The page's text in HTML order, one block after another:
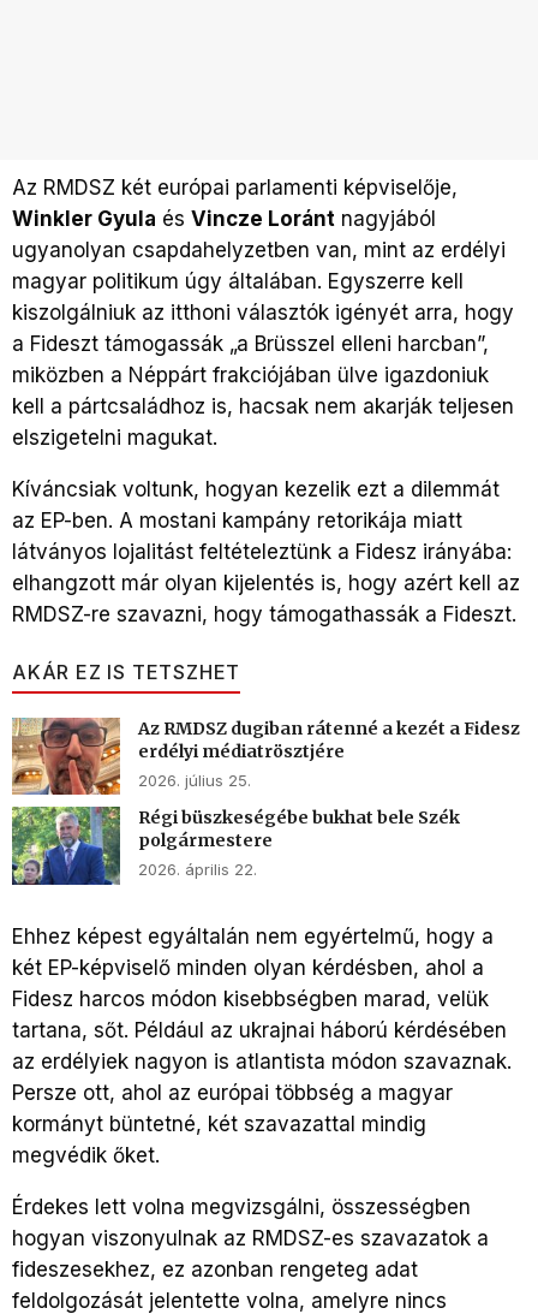
Az RMDSZ két európai parlamenti képviselője,
Winkler Gyula és Vincze Loránt nagyjából
ugyanolyan csapdahelyzetben van, mint az erdélyi
magyar politikum úgy általában. Egyszerre kell
kiszolgálniuk az itthoni választók igényét arra, hogy
a Fideszt támogassák „a Brüsszel elleni harcban”,
miközben a Néppárt frakciójában ülve igazdoniuk
kell a pártcsaládhoz is, hacsak nem akarják teljesen
elszigetelni magukat.
Kíváncsiak voltunk, hogyan kezelik ezt a dilemmát
az EP-ben. A mostani kampány retorikája miatt
látványos lojalitást feltételeztünk a Fidesz irányába:
elhangzott már olyan kijelentés is, hogy azért kell az
RMDSZ-re szavazni, hogy támogathassák a Fideszt.
AKÁR EZ IS TETSZHET
Az RMDSZ dugiban rátenné a kezét a Fidesz
erdélyi médiatrösztjére
2026. július 25.
Régi büszkeségébe bukhat bele Szék
polgármestere
2026. április 22.
Ehhez képest egyáltalán nem egyértelmű, hogy a
két EP-képviselő minden olyan kérdésben, ahol a
Fidesz harcos módon kisebbségben marad, velük
tartana, sőt. Például az ukrajnai háború kérdésében
az erdélyiek nagyon is atlantista módon szavaznak.
Persze ott, ahol az európai többség a magyar
kormányt büntetné, két szavazattal mindig
megvédik őket.
Érdekes lett volna megvizsgálni, összességben
hogyan viszonyulnak az RMDSZ-es szavazatok a
fideszesekhez, ez azonban rengeteg adat
feldolgozását jelentette volna, amelyre nincs